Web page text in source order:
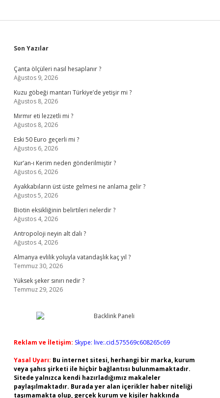
Sidebar
Son Yazılar
Çanta ölçüleri nasıl hesaplanır ?
Ağustos 9, 2026
Kuzu göbeği mantarı Türkiye’de yetişir mi ?
Ağustos 8, 2026
Mırmır eti lezzetli mi ?
Ağustos 8, 2026
Eski 50 Euro geçerli mi ?
Ağustos 6, 2026
Kur’an-ı Kerim neden gönderilmiştir ?
Ağustos 6, 2026
Ayakkabıların üst üste gelmesi ne anlama gelir ?
Ağustos 5, 2026
Biotin eksikliğinin belirtileri nelerdir ?
Ağustos 4, 2026
Antropoloji neyin alt dalı ?
Ağustos 4, 2026
Almanya evlilik yoluyla vatandaşlık kaç yıl ?
Temmuz 30, 2026
Yüksek şeker sınırı nedir ?
Temmuz 29, 2026
Reklam ve İletişim: Skype: live:.cid.575569c608265c69
Yasal Uyarı: Bu internet sitesi, herhangi bir marka, kurum
veya şahıs şirketi ile hiçbir bağlantısı bulunmamaktadır.
Sitede yalnızca kendi hazırladığımız makaleler
paylaşılmaktadır. Burada yer alan içerikler haber niteliği
taşımamakta olup, gerçek kurum ve kişiler hakkında